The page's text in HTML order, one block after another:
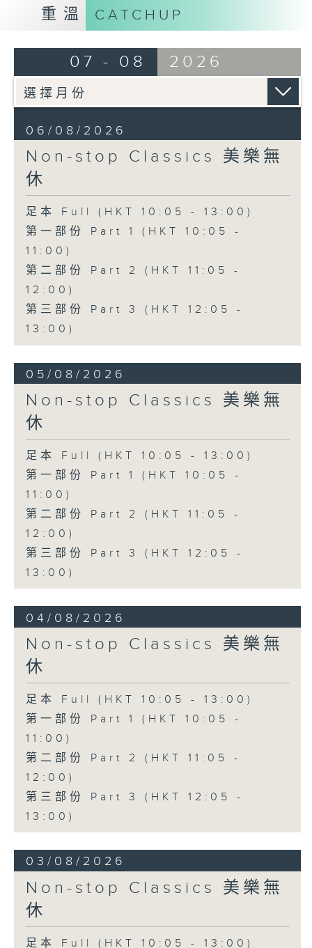
重溫 CATCHUP
07 - 08 2026
06/08/2026
Non-stop Classics 美樂無
休
足本 Full (HKT 10:05 - 13:00)
第一部份 Part 1 (HKT 10:05 -
11:00)
第二部份 Part 2 (HKT 11:05 -
12:00)
第三部份 Part 3 (HKT 12:05 -
13:00)
05/08/2026
Non-stop Classics 美樂無
休
足本 Full (HKT 10:05 - 13:00)
第一部份 Part 1 (HKT 10:05 -
11:00)
第二部份 Part 2 (HKT 11:05 -
12:00)
第三部份 Part 3 (HKT 12:05 -
13:00)
04/08/2026
Non-stop Classics 美樂無
休
足本 Full (HKT 10:05 - 13:00)
第一部份 Part 1 (HKT 10:05 -
11:00)
第二部份 Part 2 (HKT 11:05 -
12:00)
第三部份 Part 3 (HKT 12:05 -
13:00)
03/08/2026
Non-stop Classics 美樂無
休
足本 Full (HKT 10:05 - 13:00)